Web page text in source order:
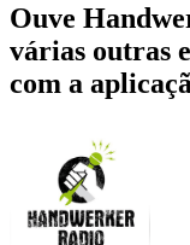
Ouve
várias outras
com a